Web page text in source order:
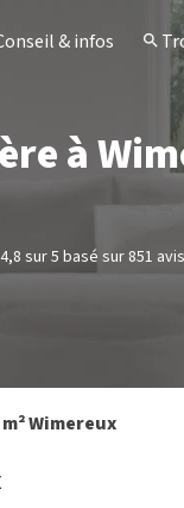
& infos
à
4,8 sur 5 basé sur 851
Wimereux